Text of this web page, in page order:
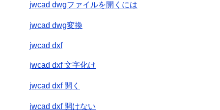
jwcad dwgファイルを開くには
jwcad dwg変換
jwcad dxf
jwcad dxf 文字化け
jwcad dxf 開く
jwcad dxf 開けない